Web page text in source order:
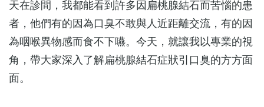
天在診間，我都能看到許多因扁桃腺結石而苦惱的患
者，他們有的因為口臭不敢與人近距離交流，有的因
為咽喉異物感而食不下嚥。今天，就讓我以專業的視
角，帶大家深入了解扁桃腺結石症狀引口臭的方方面
面。